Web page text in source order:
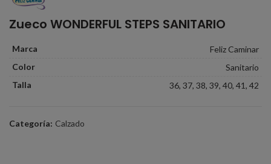
Zueco WONDERFUL STEPS SANITARIO
Marca
Feliz Caminar
Color
Sanitario
Talla
36, 37, 38, 39, 40, 41, 42
Categoría: Calzado